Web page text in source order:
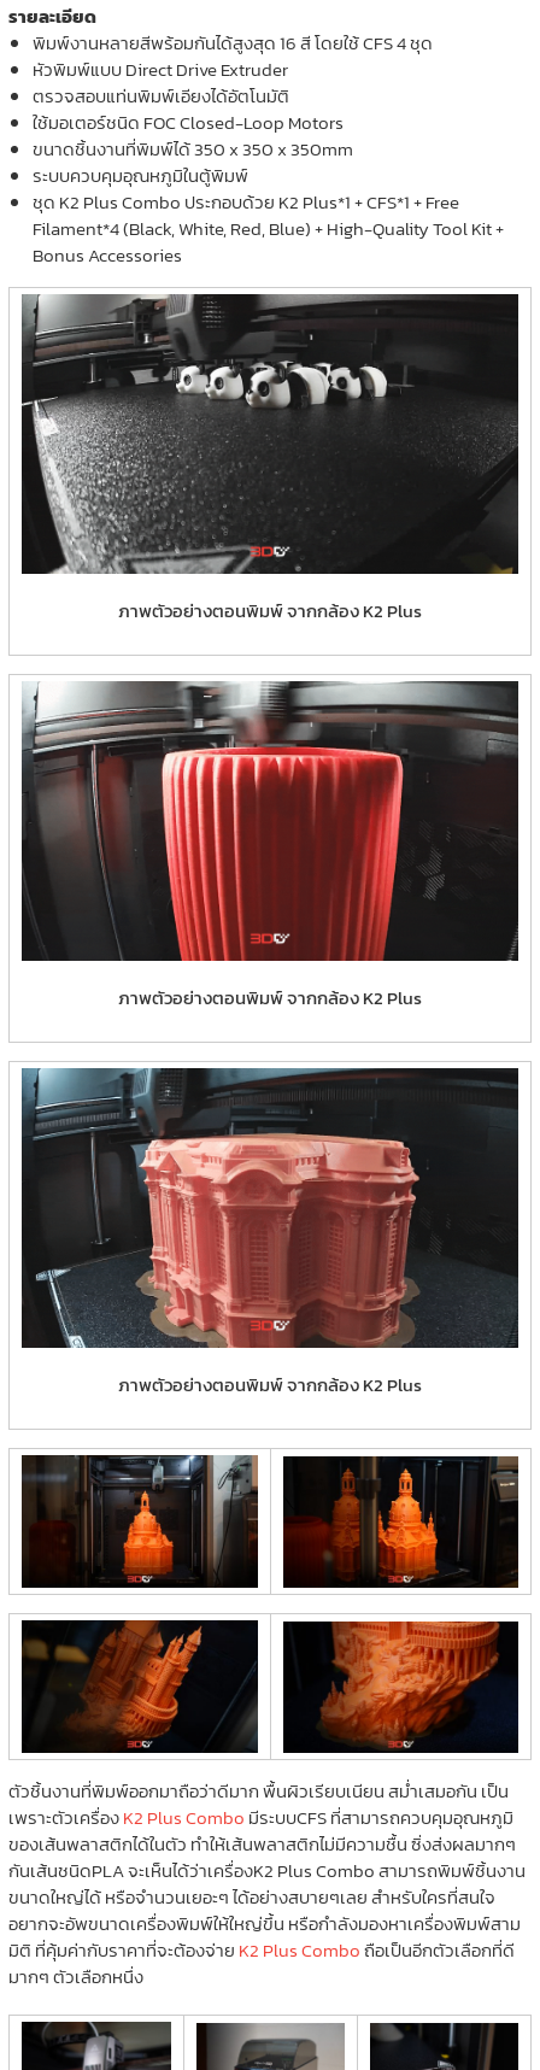
รายละเอียด
พิมพ์งานหลายสีพร้อมกันได้สูงสุด 16 สี โดยใช้ CFS 4 ชุด
หัวพิมพ์แบบ Direct Drive Extruder
ตรวจสอบแท่นพิมพ์เอียงได้อัตโนมัติ
ใช้มอเตอร์ชนิด FOC Closed-Loop Motors
ขนาดชิ้นงานที่พิมพ์ได้ 350 x 350 x 350mm
ระบบควบคุมอุณหภูมิในตู้พิมพ์
ชุด K2 Plus Combo ประกอบด้วย K2 Plus*1 + CFS*1 + Free
Filament*4 (Black, White, Red, Blue) + High-Quality Tool Kit +
Bonus Accessories
ภาพตัวอย่างตอนพิมพ์ จากกล้อง K2 Plus
ภาพตัวอย่างตอนพิมพ์ จากกล้อง K2 Plus
ภาพตัวอย่างตอนพิมพ์ จากกล้อง K2 Plus
ตัวชิ้นงานที่พิมพ์ออกมาถือว่าดีมาก พื้นผิวเรียบเนียน สม่ำเสมอกัน เป็น
เพราะตัวเครื่องK2 Plus Combo มีระบบCFS ที่สามารถควบคุมอุณหภูมิ
ของเส้นพลาสติกได้ในตัว ทำให้เส้นพลาสติกไม่มีความชื้น ซิ่งส่งผลมากๆ
กันเส้นชนิดPLA จะเห็นได้ว่าเครื่องK2 Plus Combo สามารถพิมพ์ชิ้นงาน
ขนาดใหญ่ได้ หรือจำนวนเยอะๆ ได้อย่างสบายๆเลย สำหรับใครที่สนใจ
อยากจะอัพขนาดเครื่องพิมพ์ให้ใหญ่ขึ้น หรือกำลังมองหาเครื่องพิมพ์สาม
มิติ ที่คุ้มค่ากับราคาที่จะต้องจ่าย K2 Plus Comboถือเป็นอีกตัวเลือกที่ดี
มากๆ ตัวเลือกหนึ่ง